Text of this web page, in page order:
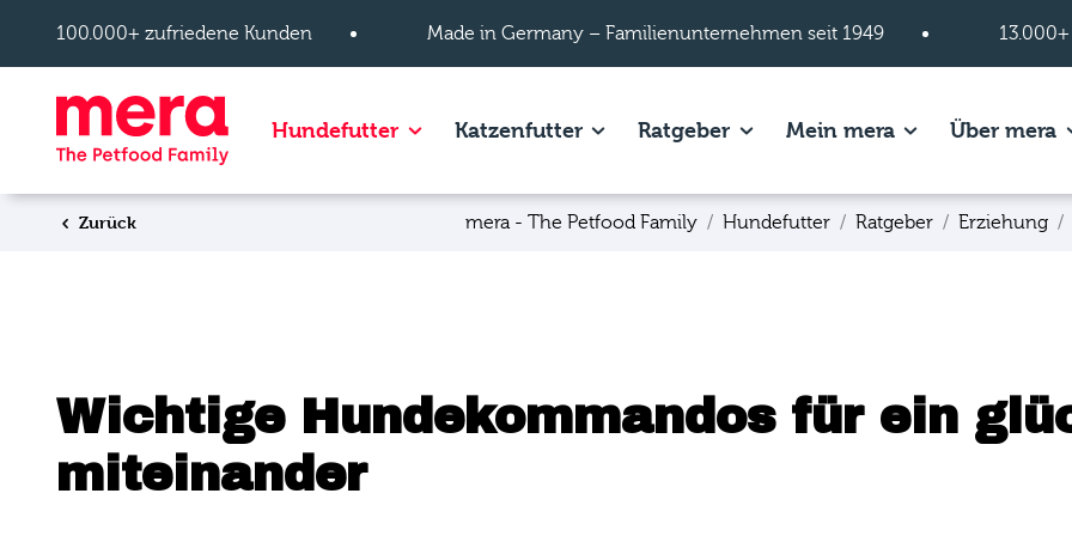
100.000+ zufriedene Kunden
Made in Germany – Familienunternehmen seit 1949
HundefutterShow subpages of Hundefutter page.
KatzenfutterShow subpages of Katzenfutter page.
RatgeberShow subpages of Ratgeber page.
Mein meraShow subpages
Über mera
Zurück mera - The Petfood Family Hundefutter Ratgeber Erziehung
Wichtige Hundekommandos für ein
miteinander